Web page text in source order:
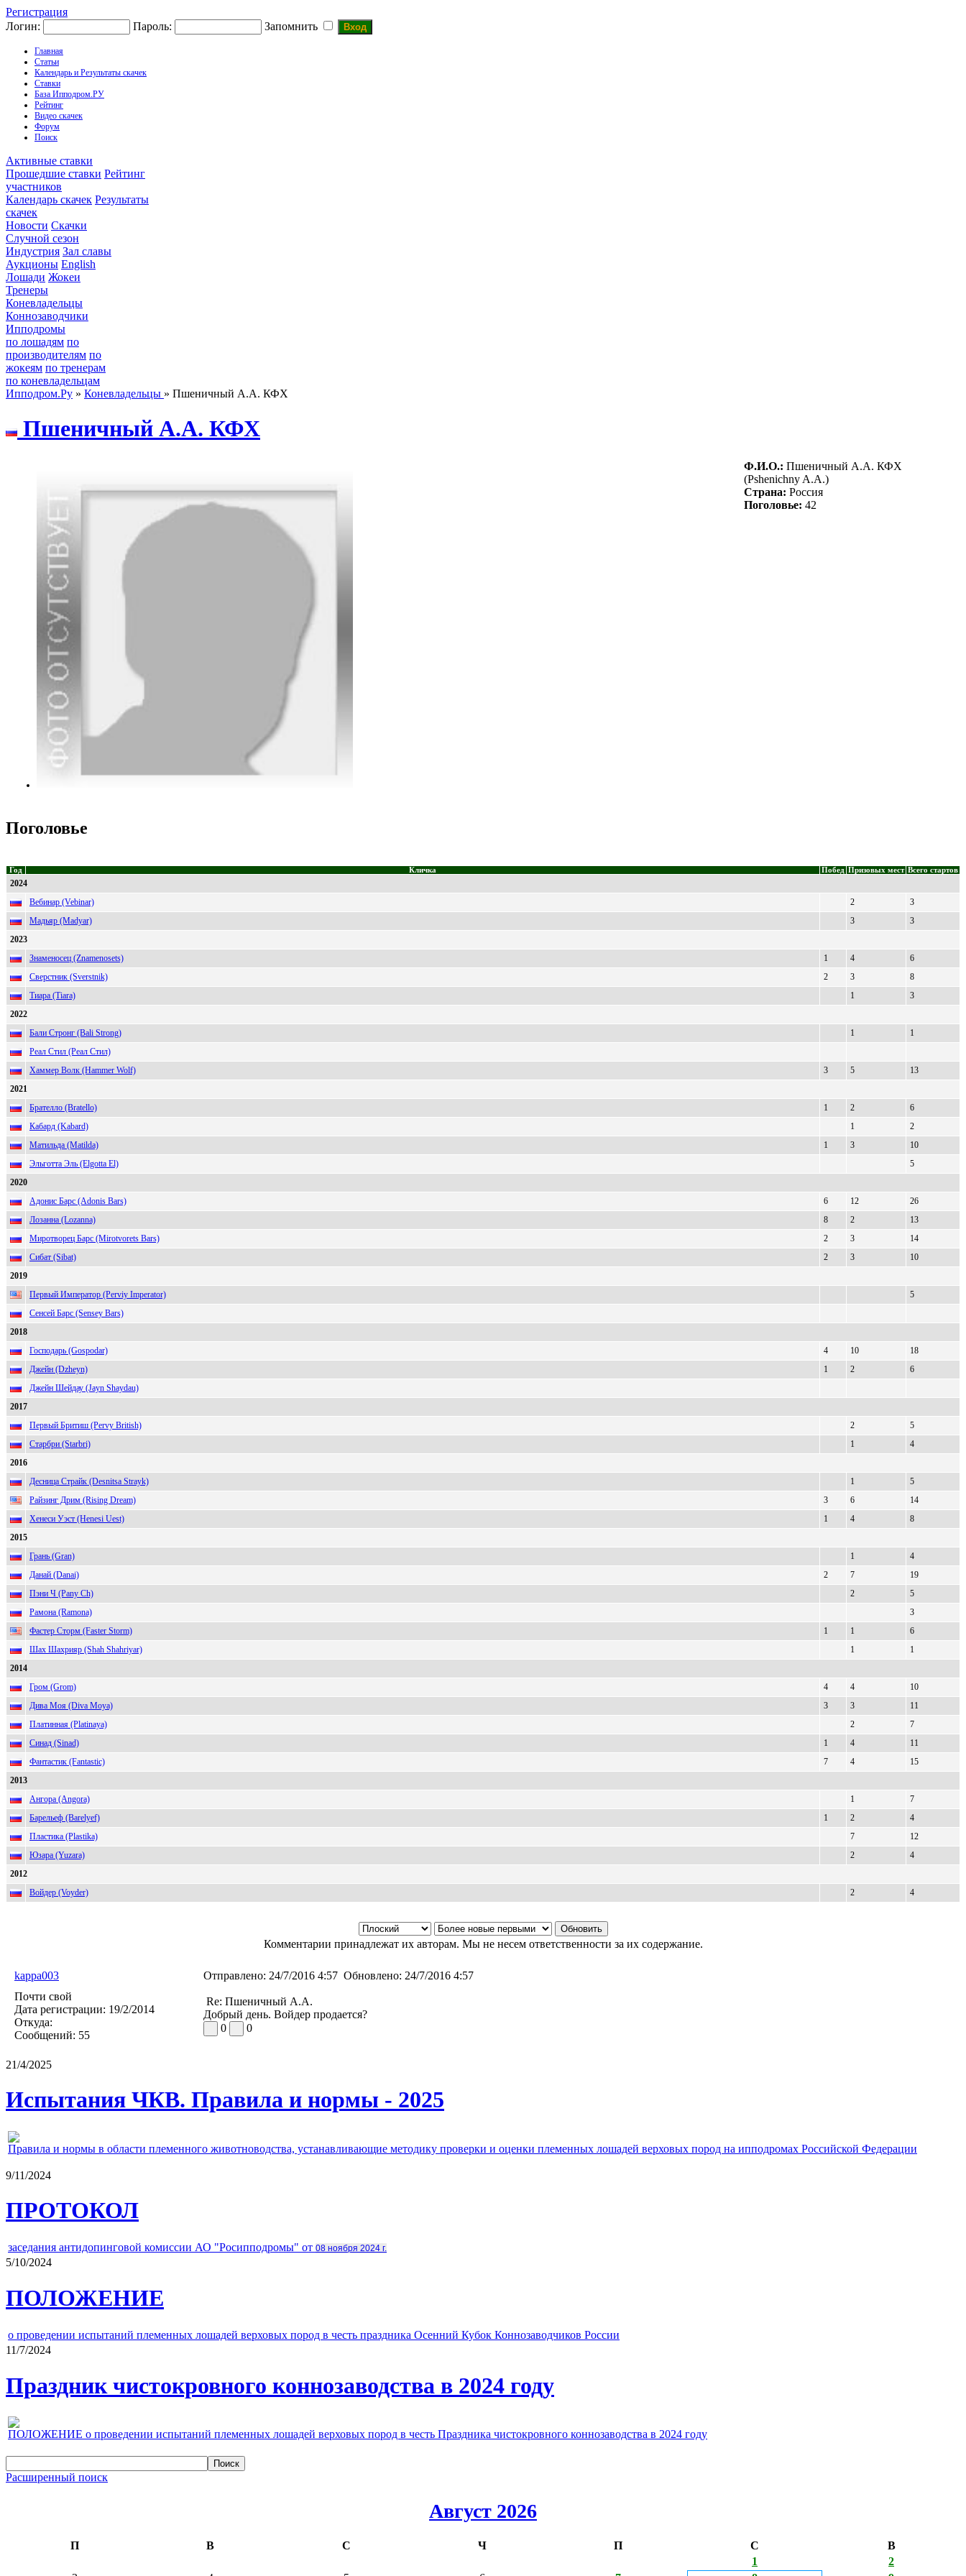
Регистрация
Логин:
Пароль: Запомнить
Главная
Статьи
Календарь и Результаты скачек
Ставки
База Ипподром.РУ
Рейтинг
Видео скачек
Форум
Поиск
Активные ставки
Прошедшие ставки Рейтинг
участников
Календарь скачек Результаты
скачек
Новости Скачки
Случной сезон
Индустрия Зал славы
Аукционы English
Лошади Жокеи
Тренеры
Коневладельцы
Коннозаводчики
Ипподромы
по лошадям по
производителям по
жокеям по тренерам
по коневладельцам
Ипподром.Ру » Коневладельцы » Пшеничный А.А. КФХ
Пшеничный A.A. КФX
Ф.И.О.: Пшеничный A.A. КФX
(Pshenichny A.A.)
Страна: Россия
Поголовье: 42
Поголовье
Год Кличка Побед Призовых мест Всего стартов
2024
Вебинар (Vebinar)
2
3
Мадьяр (Madyar)
3
3
2023
Знаменосец (Znamenosets)
1 4
6
Сверстник (Sverstnik)
2 3
8
Тиара (Tiara)
1
3
2022
Бали Стронг (Bali Strong)
1
1
Реал Стил (Реал Стил)
Хаммер Волк (Hammer Wolf)
3 5
13
2021
Брателло (Bratello)
1 2
6
Кабард (Kabard)
1
2
Матильда (Matilda)
1 3
10
Эльготта Эль (Elgotta El)
5
2020
Адонис Барс (Adonis Bars)
6 12
26
Лозанна (Lozanna)
8 2
13
Миротворец Барс (Mirotvorets Bars)
2 3
14
Сибат (Sibat)
2 3
10
2019
Первый Император (Perviy Imperator)
5
Сенсей Барс (Sensey Bars)
2018
Господарь (Gospodar)
4 10
18
Джейн (Dzheyn)
1 2
6
Джейн Шейдау (Jayn Shaydau)
2017
Первый Бритиш (Pervy British)
2
5
Старбри (Starbri)
1
4
2016
Десница Страйк (Desnitsa Strayk)
1
5
Райзинг Дрим (Rising Dream)
3 6
14
Хенеси Уэст (Henesi Uest)
1 4
8
2015
Грань (Gran)
1
4
Данай (Danai)
2 7
19
Пэни Ч (Pany Ch)
2
5
Рамона (Ramona)
3
Фастер Сторм (Faster Storm)
1 1
6
Шах Шахрияр (Shah Shahriyar)
1
1
2014
Гром (Grom)
4 4
10
Дива Моя (Diva Moya)
3 3
11
Платинная (Platinaya)
2
7
Синад (Sinad)
1 4
11
Фантастик (Fantastic)
7 4
15
2013
Ангора (Angora)
1
7
Барельеф (Barelyef)
1 2
4
Пластика (Plastika)
7
12
Юзара (Yuzara)
2
4
2012
Войдер (Voyder)
2 4
Комментарии принадлежат их авторам. Мы не несем ответственности за их содержание.
kappa003 Отправлено: 24/7/2016 4:57 Обновлено: 24/7/2016 4:57
Почти свой
Дата регистрации: 19/2/2014
Откуда:
Сообщений: 55
Re: Пшеничный А.А.
Добрый день. Войдер продается?
0
0
21/4/2025
Испытания ЧКВ. Правила и нормы - 2025
Правила и нормы в области племенного животноводства, устанавливающие методику проверки и оценки племенных лошадей верховых пород на ипподромах Российской Федерации
9/11/2024
ПРОТОКОЛ
заседания антидопинговой комиссии АО "Росипподромы" от 08 ноября 2024 г.
5/10/2024
ПОЛОЖЕНИЕ
о проведении испытаний племенных лошадей верховых пород в честь праздника Осенний Кубок Коннозаводчиков России
11/7/2024
Праздник чистокровного коннозаводства в 2024 году
ПОЛОЖЕНИЕ о проведении испытаний племенных лошадей верховых пород в честь Праздника чистокровного коннозаводства в 2024 году
Расширенный поиск
Август 2026
П В С Ч П С
В
1
2